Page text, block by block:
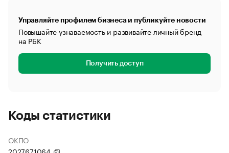
Управляйте профилем бизнеса и публикуйте новости
Повышайте узнаваемость и развивайте личный бренд
на РБК
Получить доступ
Коды статистики
ОКПО